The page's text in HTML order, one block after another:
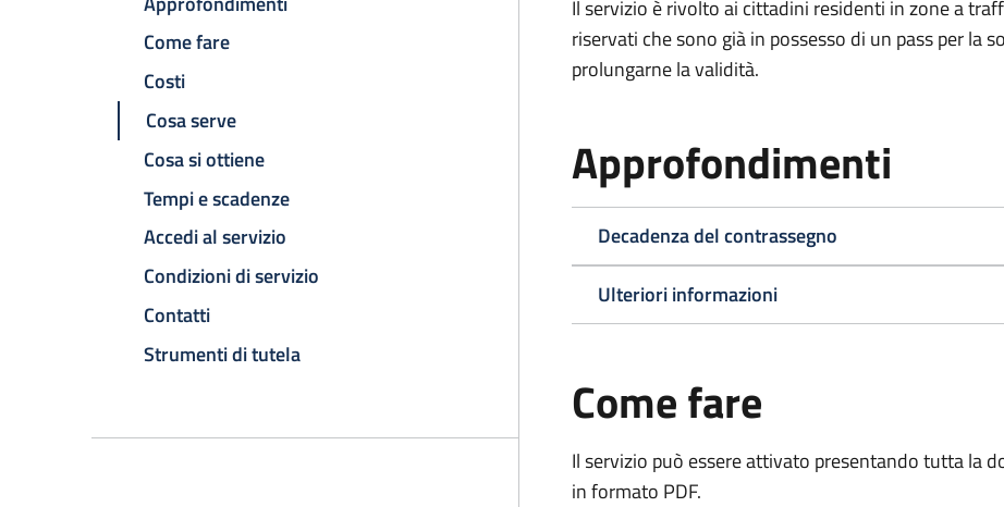
Come fare
Costi
Cosa serve
Cosa si ottiene
Tempi e scadenze
Accedi al servizio
Condizioni di servizio
Contatti
Strumenti di tutela
Il servizio è rivolto ai cittadini residenti in zone a
riservati che sono già in possesso di un pass per la
prolungarne la validità.
Approfondimenti
Decadenza del contrassegno
Ulteriori informazioni
Come fare
Il servizio può essere attivato presentando tutta la
in formato PDF.